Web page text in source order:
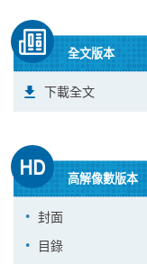
全文版本
下載全文
高解像數版本
封面
目錄